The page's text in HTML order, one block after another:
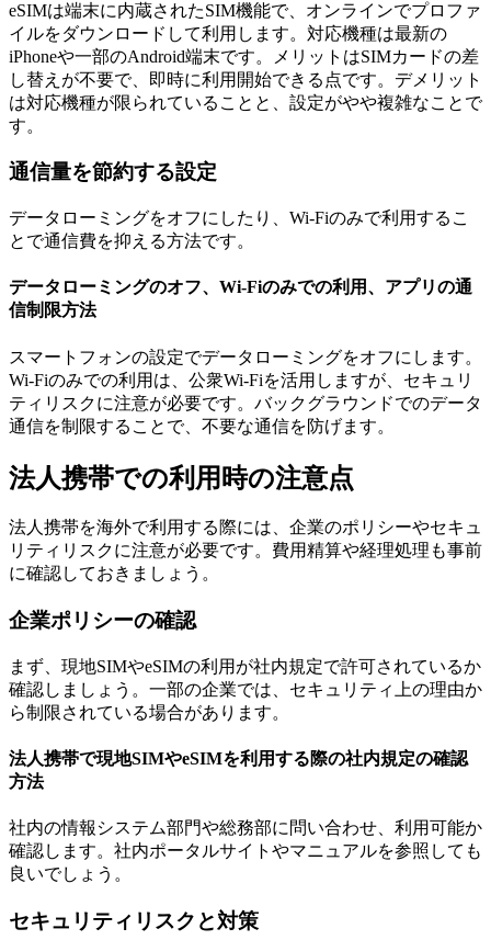
eSIMは端末に内蔵されたSIM機能で、オンラインでプロファ
イルをダウンロードして利用します。対応機種は最新の
iPhoneや一部のAndroid端末です。メリットはSIMカードの差
し替えが不要で、即時に利用開始できる点です。デメリット
は対応機種が限られていることと、設定がやや複雑なことで
す。
通信量を節約する設定
データローミングをオフにしたり、Wi-Fiのみで利用するこ
とで通信費を抑える方法です。
データローミングのオフ、Wi-Fiのみでの利用、アプリの通
信制限方法
スマートフォンの設定でデータローミングをオフにします。
Wi-Fiのみでの利用は、公衆Wi-Fiを活用しますが、セキュリ
ティリスクに注意が必要です。バックグラウンドでのデータ
通信を制限することで、不要な通信を防げます。
法人携帯での利用時の注意点
法人携帯を海外で利用する際には、企業のポリシーやセキュ
リティリスクに注意が必要です。費用精算や経理処理も事前
に確認しておきましょう。
企業ポリシーの確認
まず、現地SIMやeSIMの利用が社内規定で許可されているか
確認しましょう。一部の企業では、セキュリティ上の理由か
ら制限されている場合があります。
法人携帯で現地SIMやeSIMを利用する際の社内規定の確認
方法
社内の情報システム部門や総務部に問い合わせ、利用可能か
確認します。社内ポータルサイトやマニュアルを参照しても
良いでしょう。
セキュリティリスクと対策